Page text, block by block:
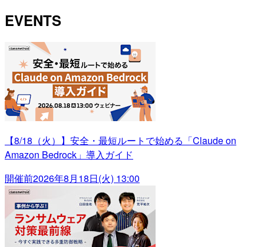
EVENTS
【8/18（火）】安全・最短ルートで始める「Claude on
Amazon Bedrock」導入ガイド
開催前2026年8月18日(火) 13:00